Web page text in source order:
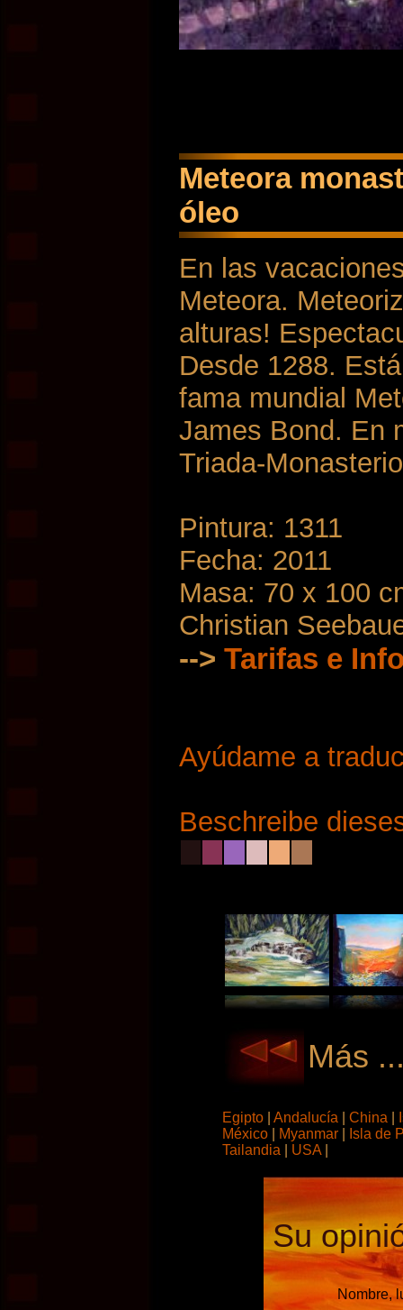
Meteora
óleo
En las
Meteora.
alturas!
Desde 1288.
fama mundial
James Bond. En
Triada-
Pintura: 1311
Fecha: 2011
Masa: 70 x 100
Christian
--> Tarifas e
Ayúdame a
Beschreibe
Más
Egipto Andalucía China
México
Myanmar
Isla de
Tailandia
USA
Su
Nombre,